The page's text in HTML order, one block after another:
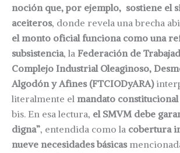
noción que, por ejemplo, sostiene el
aceiteros, donde revela una brecha
el monto oficial funciona como una
subsistencia, la Federación de
Complejo Industrial Oleaginoso,
Algodón y Afines (FTCIODyARA)
literalmente el mandato constitucional
bis. En esa lectura, el SMVM debe
digna”, entendida como la cobertura
nueve necesidades básicas